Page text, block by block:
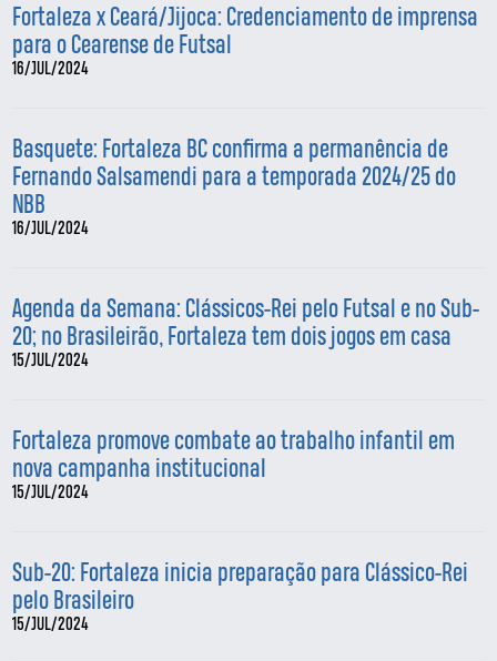
Fortaleza x Ceará/Jijoca: Credenciamento de imprensa
para o Cearense de Futsal
16/JUL/2024
Basquete: Fortaleza BC confirma a permanência de
Fernando Salsamendi para a temporada 2024/25 do
NBB
16/JUL/2024
Agenda da Semana: Clássicos-Rei pelo Futsal e no Sub-
20; no Brasileirão, Fortaleza tem dois jogos em casa
15/JUL/2024
Fortaleza promove combate ao trabalho infantil em
nova campanha institucional
15/JUL/2024
Sub-20: Fortaleza inicia preparação para Clássico-Rei
pelo Brasileiro
15/JUL/2024